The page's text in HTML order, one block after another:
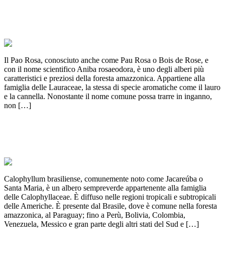
Il Pao Rosa, conosciuto anche come Pau Rosa o Bois de Rose, e
con il nome scientifico Aniba rosaeodora, è uno degli alberi più
caratteristici e preziosi della foresta amazzonica. Appartiene alla
famiglia delle Lauraceae, la stessa di specie aromatiche come il lauro
e la cannella. Nonostante il nome comune possa trarre in inganno,
non […]
Calophyllum brasiliense, comunemente noto come Jacareúba o
Santa Maria, è un albero sempreverde appartenente alla famiglia
delle Calophyllaceae. È diffuso nelle regioni tropicali e subtropicali
delle Americhe. È presente dal Brasile, dove è comune nella foresta
amazzonica, al Paraguay; fino a Perù, Bolivia, Colombia,
Venezuela, Messico e gran parte degli altri stati del Sud e […]